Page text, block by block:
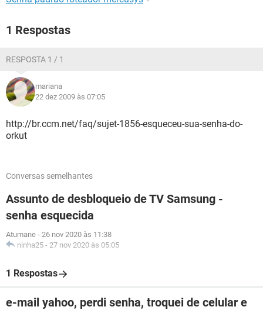
1 Respostas
RESPOSTA 1 / 1
mariana
22 dez 2009 às 07:05
http://br.ccm.net/faq/sujet-1856-esqueceu-sua-senha-do-
orkut
Conversas semelhantes
Assunto de desbloqueio de TV Samsung -
senha esquecida
Atumane - 26 nov 2020 às 11:38
ninha25 - 27 nov 2020 às 05:05
1 Respostas
e-mail yahoo, perdi senha, troquei de celular e